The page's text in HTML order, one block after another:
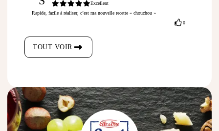
Excellent
Rapide, facile à réaliser, c’est ma nouvelle recette « chouchou »
0
TOUT VOIR